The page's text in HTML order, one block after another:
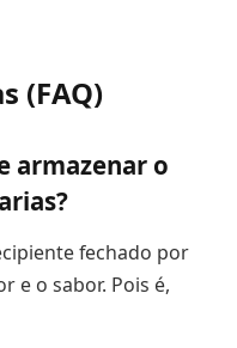
(FAQ)
armazenar o
fechado por
e o sabor. Pois é,